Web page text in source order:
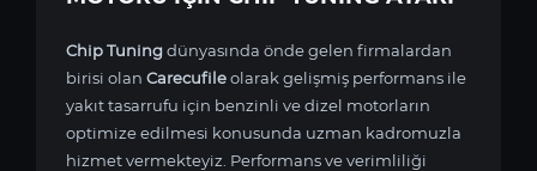
Chip Tuningdünyasında önde gelen firmalardan
birisi olan Carecufileolarak gelişmiş performans ile
yakıt tasarrufu için benzinli ve dizel motorların
optimize edilmesi konusunda uzman kadromuzla
hizmet vermekteyiz. Performans ve verimliliği